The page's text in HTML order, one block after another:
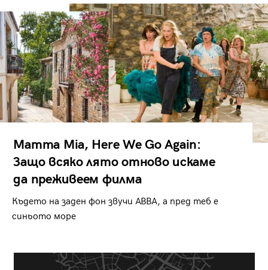
Mamma Mia, Here We Go Again:
Защо всяко лято отново искаме
да преживеем филма
Където на заден фон звучи ABBA, а пред теб е
синьото море